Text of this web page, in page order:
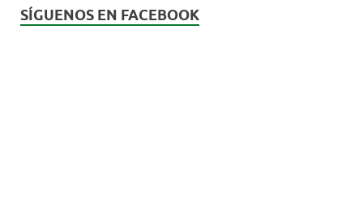
SÍGUENOS EN FACEBOOK